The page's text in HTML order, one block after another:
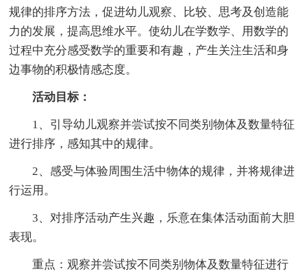
规律的排序方法，促进幼儿观察、比较、思考及创造能
力的发展，提高思维水平。使幼儿在学数学、用数学的
过程中充分感受数学的重要和有趣，产生关注生活和身
边事物的积极情感态度。
活动目标：
1、引导幼儿观察并尝试按不同类别物体及数量特征
进行排序，感知其中的规律。
2、感受与体验周围生活中物体的规律，并将规律进
行运用。
3、对排序活动产生兴趣，乐意在集体活动面前大胆
表现。
重点：观察并尝试按不同类别物体及数量特征进行